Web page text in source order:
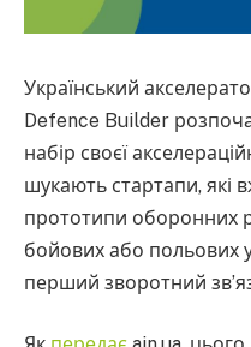
Український
Defence Builder
набір своєї
шукають стартапи, які
прототипи оборонних
бойових або польових
перший зворотний